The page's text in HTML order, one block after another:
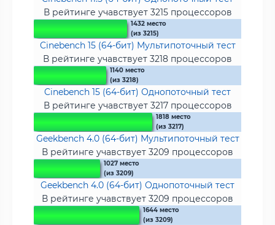
В рейтинге учавствует 3215 процессоров
1432 место
(из 3215)
Cinebench 15 (64-бит) Мультипоточный тест
В рейтинге учавствует 3218 процессоров
1140 место
(из 3218)
Cinebench 15 (64-бит) Однопоточный тест
В рейтинге учавствует 3217 процессоров
1818 место
(из 3217)
Geekbench 4.0 (64-бит) Мультипоточный тест
В рейтинге учавствует 3209 процессоров
1027 место
(из 3209)
Geekbench 4.0 (64-бит) Однопоточный тест
В рейтинге учавствует 3209 процессоров
1644 место
(из 3209)